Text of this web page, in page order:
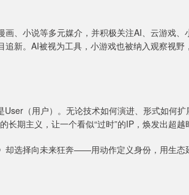
、小说等多元媒介，并积极关注AI、云游戏
新。AI被视为工具，小游戏也被纳入观察视
User（用户）。无论技术如何演进、形式如何
期主义，让一个看似“过时”的IP，焕发出超越
却选择向未来狂奔——用动作定义身份，用生态